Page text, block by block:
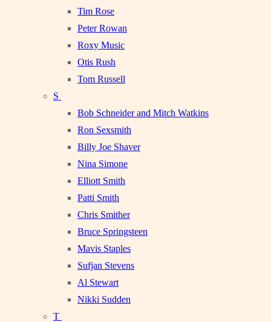
Tim Rose
Peter Rowan
Roxy Music
Otis Rush
Tom Russell
S
Bob Schneider and Mitch Watkins
Ron Sexsmith
Billy Joe Shaver
Nina Simone
Elliott Smith
Patti Smith
Chris Smither
Bruce Springsteen
Mavis Staples
Sufjan Stevens
Al Stewart
Nikki Sudden
T